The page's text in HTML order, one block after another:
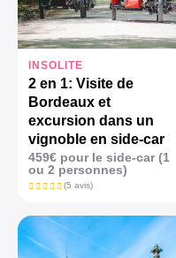
INSOLITE
2 en 1: Visite de
Bordeaux et
excursion dans un
vignoble en side-car
459€ pour le side-car (1
ou 2 personnes)
(5 avis)